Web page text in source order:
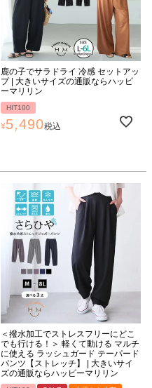
鹿の子でサラドライ 冷感 セットアッ
プ | 大きいサイズの通販ならハッピ
ーマリリン
HIT100
¥5,490税込
＜撥水加工でストレスフリーにどこ
でも行ける！＞ 軽くて動ける マルチ
に使える ラッシュガード テーパード
パンツ【ストレッチ】 | 大きいサイ
ズの通販ならハッピーマリリン